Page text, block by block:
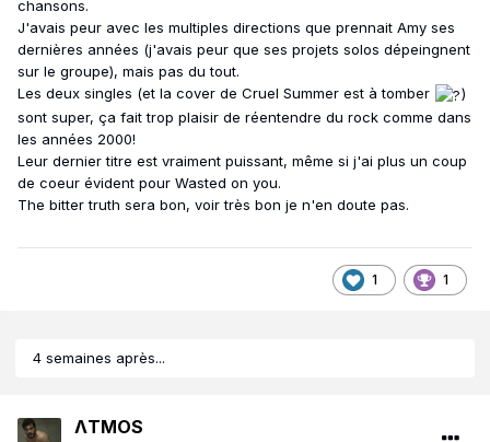
chansons.
J'avais peur avec les multiples directions que prennait Amy ses
dernières années (j'avais peur que ses projets solos dépeingnent
sur le groupe), mais pas du tout.
Les deux singles (et la cover de Cruel Summer est à tomber
)
sont super, ça fait trop plaisir de réentendre du rock comme dans
les années 2000!
Leur dernier titre est vraiment puissant, même si j'ai plus un coup
de coeur évident pour Wasted on you.
The bitter truth sera bon, voir très bon je n'en doute pas.
1 1
4 semaines après...
ΛTMOS